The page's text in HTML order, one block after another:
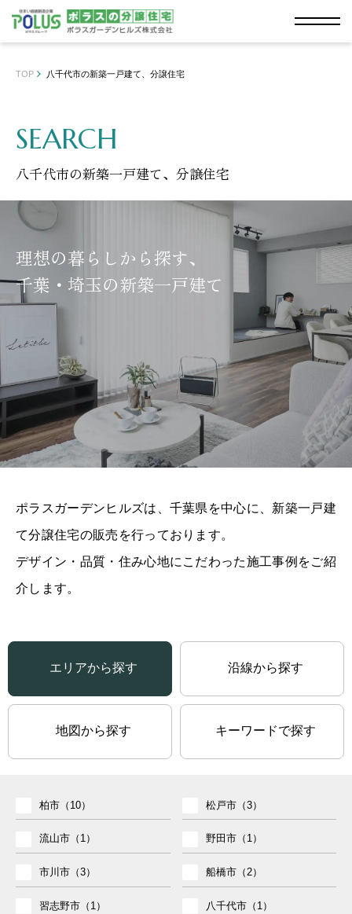
TOP 八千代市の新築一戸建て、分譲住宅
八千代市の新築一戸建て、分譲住宅
SEARCH
理想の暮らしから探す、
千葉・埼玉の新築一戸建て
ポラスガーデンヒルズは、千葉県を中心に、新築一戸建
て分譲住宅の販売を行っております。
デザイン・品質・住み心地にこだわった施工事例をご紹
介します。
エリアから探す 沿線から探す
地図から探す キーワードで探す
柏市（10） 松戸市（3）
流山市（1） 野田市（1）
市川市（3） 船橋市（2）
習志野市（1） 八千代市（1）